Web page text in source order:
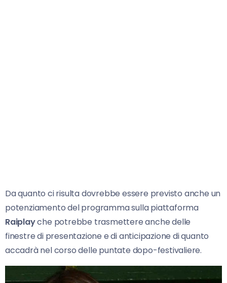
Da quanto ci risulta dovrebbe essere previsto anche un
potenziamento del programma sulla piattaforma
Raiplayche potrebbe trasmettere anche delle
finestre di presentazione e di anticipazione di quanto
accadrà nel corso delle puntate dopo-festivaliere.